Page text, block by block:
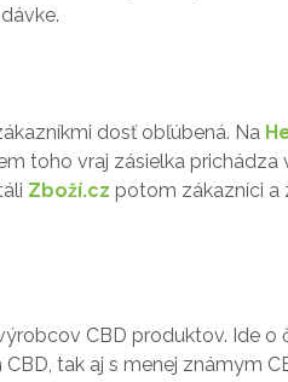
dosť obľúbená. Na
toho vraj zásielka
Zboží.cz potom zákazníci a
CBD produktov. Ide
tak aj s menej známym